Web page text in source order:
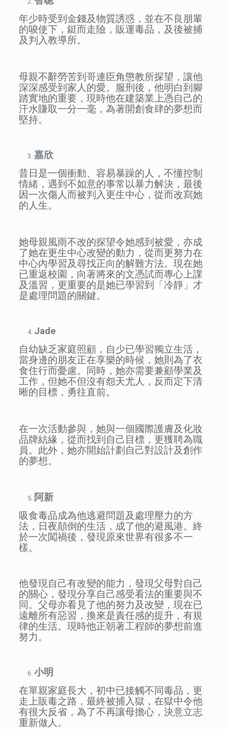
年少時受到金錢及物質誘惑，並在不良朋輩
的唆使下，鋌而走險，販運毒品，及後被捕
及判入教導所。
母親不辭勞苦到哥連臣角懲教所探望，讓他
深深感受到家人的愛。服刑後，他明白到腳
踏實地的重要，現時他在建築業上憑自己的
汗水賺取一分一毫，為著開創食肆的夢想而
堅持。
嘉欣
昔日是一個衝動、容易暴躁的人，不懂控制
情緒，遇到不如意的事常以暴力解決，最後
因一次傷人而被判入更生中心，從而改寫她
的人生。
她母親風雨不改的探望令她感到被愛，亦成
了她在更生中心改變的動力，從而更努力在
中心內學習及尋找正向的解難方法。現在她
已重返校園，向著將來的文憑試而專心上課
及溫習，更重要的是她已學習到「冷靜」才
是處理問題的關鍵。
Jade
自幼缺乏家庭照顧，自少已學習獨立生活，
當身邊的朋友正在享樂的時候，她則為了衣
食住行而憂慮。同時，她亦需要兼顧學業及
工作，但她不但沒有怨天尤人，反而定下清
晰的目標，勇往直前。
在一次活動參與，她與一個國際護膚及化妝
品牌結緣，從而找到自己目標，更獲聘為職
員。此外，她亦開始計劃自己對設計及創作
的夢想。
阿新
吸食毒品成為他逃避問題及處理壓力的方
法，日夜顛倒的生活，成了他的避風港。終
於一次闖禍後，發現原來世界有很多不一
樣。
他發現自己有改變的能力，發現父母對自己
的關心，發現分享自己感受看法的重要與不
同。父母亦看見了他的努力及改變，現在已
遠離所有惡習，換來是責任感的提升，有規
律的生活。現時他正朝著工程師的夢想前進
努力。
小明
在單親家庭長大，初中已接觸不同毒品，更
走上販毒之路，最終被捕入獄，在獄中令他
有很大反省，為了不再讓母擔心，決意立志
重新做人。